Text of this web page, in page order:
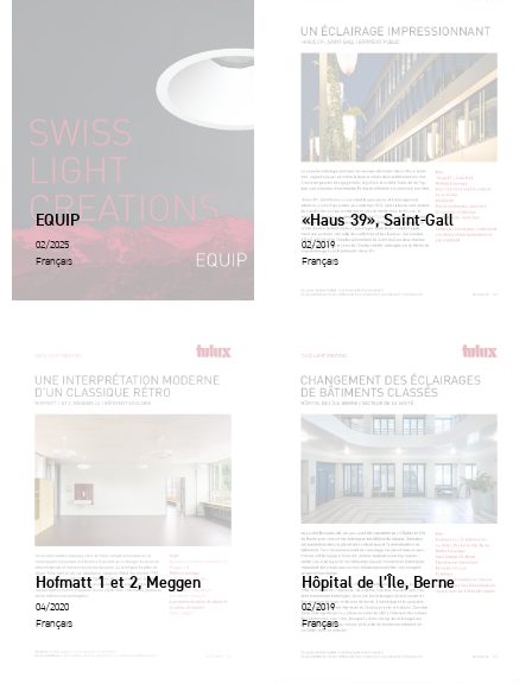
EQUIP
02/2025
Français
«Haus 39», Saint-Gall
02/2019
Français
Hofmatt 1 et 2, Meggen
04/2020
Français
Hôpital de l’Île, Berne
02/2019
Français